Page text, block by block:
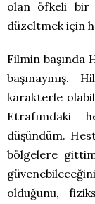
olan öfkeli bir
düzeltmek için
Filmin başında
başınaymış.
karakterle
Etrafımdaki
düşündüm.
bölgelere
olduğunu,